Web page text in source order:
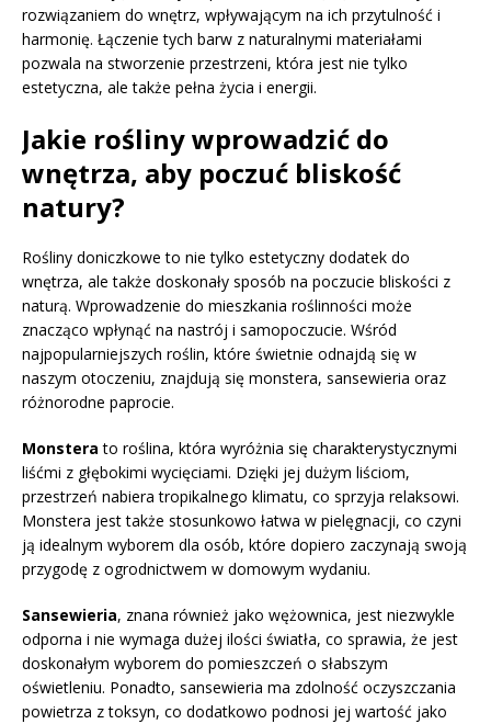
rozwiązaniem do wnętrz, wpływającym na ich przytulność i
harmonię. Łączenie tych barw z naturalnymi materiałami
pozwala na stworzenie przestrzeni, która jest nie tylko
estetyczna, ale także pełna życia i energii.
Jakie rośliny wprowadzić do
wnętrza, aby poczuć bliskość
natury?
Rośliny doniczkowe to nie tylko estetyczny dodatek do
wnętrza, ale także doskonały sposób na poczucie bliskości z
naturą. Wprowadzenie do mieszkania roślinności może
znacząco wpłynąć na nastrój i samopoczucie. Wśród
najpopularniejszych roślin, które świetnie odnajdą się w
naszym otoczeniu, znajdują się monstera, sansewieria oraz
różnorodne paprocie.
Monstera to roślina, która wyróżnia się charakterystycznymi
liśćmi z głębokimi wycięciami. Dzięki jej dużym liściom,
przestrzeń nabiera tropikalnego klimatu, co sprzyja relaksowi.
Monstera jest także stosunkowo łatwa w pielęgnacji, co czyni
ją idealnym wyborem dla osób, które dopiero zaczynają swoją
przygodę z ogrodnictwem w domowym wydaniu.
Sansewieria, znana również jako wężownica, jest niezwykle
odporna i nie wymaga dużej ilości światła, co sprawia, że jest
doskonałym wyborem do pomieszczeń o słabszym
oświetleniu. Ponadto, sansewieria ma zdolność oczyszczania
powietrza z toksyn, co dodatkowo podnosi jej wartość jako